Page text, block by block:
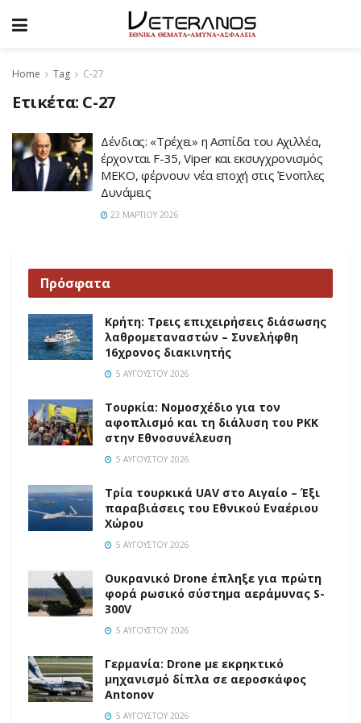
Home Tag C-27
Ετικέτα: C-27
Δένδιας: «Τρέχει» η Ασπίδα του Αχιλλέα,
έρχονται F-35, Viper και εκσυγχρονισμός
ΜΕΚΟ, φέρνουν νέα εποχή στις Ένοπλες
Δυνάμεις
23 ΜΑΡΤΊΟΥ 2026
Πρόσφατα
Κρήτη: Τρεις επιχειρήσεις διάσωσης
λαθρομεταναστών – Συνελήφθη
16χρονος διακινητής
5 ΑΥΓΟΎΣΤΟΥ 2026
Τουρκία: Νομοσχέδιο για τον
αφοπλισμό και τη διάλυση του PKK
στην Εθνοσυνέλευση
5 ΑΥΓΟΎΣΤΟΥ 2026
Τρία τουρκικά UAV στο Αιγαίο – Έξι
παραβιάσεις του Εθνικού Εναέριου
Χώρου
5 ΑΥΓΟΎΣΤΟΥ 2026
Ουκρανικό Drone έπληξε για πρώτη
φορά ρωσικό σύστημα αεράμυνας S-
300V
5 ΑΥΓΟΎΣΤΟΥ 2026
Γερμανία: Drone με εκρηκτικό
μηχανισμό δίπλα σε αεροσκάφος
Antonov
5 ΑΥΓΟΎΣΤΟΥ 2026